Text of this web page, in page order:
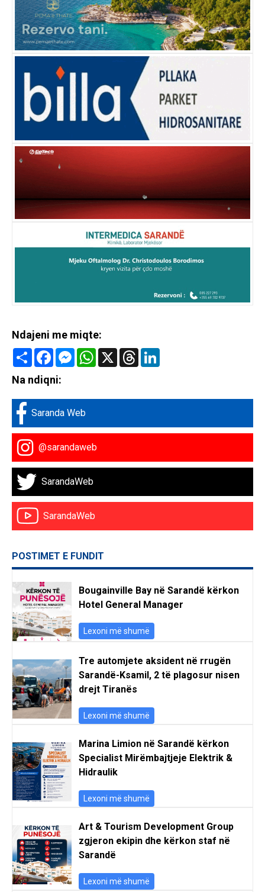
Ndajeni me miqte:
Share FacebookMessenger
WhatsApp
X Threads
Na ndiqni:
Saranda Web
@sarandaweb
SarandaWeb
SarandaWeb
POSTIMET E FUNDIT
Bougainville Bay në Sarandë kërkon
Hotel General Manager
Lexoni më shumë
Tre automjete aksident në rrugën
Sarandë-Ksamil, 2 të plagosur nisen
drejt Tiranës
Lexoni më shumë
Marina Limion në Sarandë kërkon
Specialist Mirëmbajtjeje Elektrik &
Hidraulik
Lexoni më shumë
Art & Tourism Development Group
zgjeron ekipin dhe kërkon staf në
Sarandë
Lexoni më shumë